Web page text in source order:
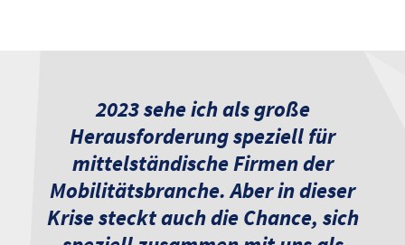
2023 sehe ich als große
Herausforderung speziell für
mittelständische Firmen der
Mobilitätsbranche. Aber in dieser
Krise steckt auch die Chance, sich